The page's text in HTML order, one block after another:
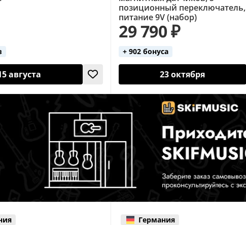
августа
позиционный переключатель,
питание 9V (набор)
29 790 ₽
+ 902 бонуса
23 октября
Германия